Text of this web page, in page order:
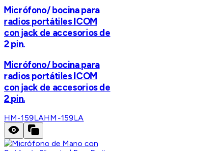
Micrófono/ bocina para
radios portátiles ICOM
con jack de accesorios de
2 pin.
Micrófono/ bocina para
radios portátiles ICOM
con jack de accesorios de
2 pin.
HM-159LAHM-159LA